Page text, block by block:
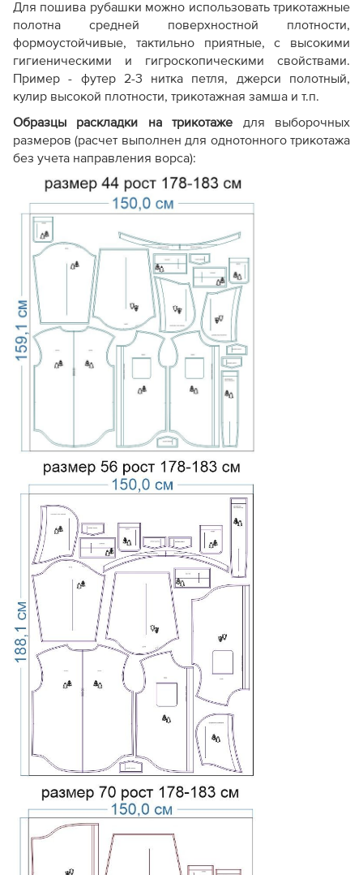
Для пошива рубашки можно использовать трикотажные
полотна средней поверхностной плотности,
формоустойчивые, тактильно приятные, с высокими
гигиеническими и гигроскопическими свойствами.
Пример - футер 2-3 нитка петля, джерси полотный,
кулир высокой плотности, трикотажная замша и т.п.
Образцы раскладки на трикотаже
для выборочных
размеров (расчет выполнен для однотонного трикотажа
без учета направления ворса):